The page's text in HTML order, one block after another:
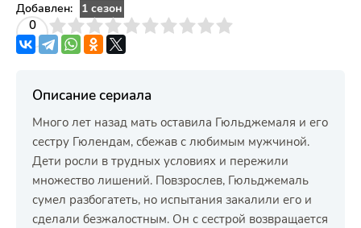
Добавлен:
1 сезон
0
4 5 6 7 8 9 10
Описание сериала
Много лет назад мать оставила Гюльджемаля и его
сестру Гюлендам, сбежав с любимым мужчиной.
Дети росли в трудных условиях и пережили
множество лишений. Повзрослев, Гюльджемаль
сумел разбогатеть, но испытания закалили его и
сделали безжалостным. Он с сестрой возвращается